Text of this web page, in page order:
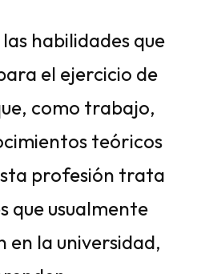
habilidades que
el ejercicio de
como trabajo,
teóricos
profesión trata
que usualmente
en la universidad,